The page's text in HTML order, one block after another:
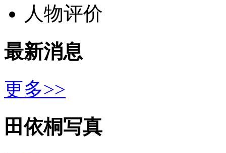
人物评价
最新消息
更多>>
田依桐写真